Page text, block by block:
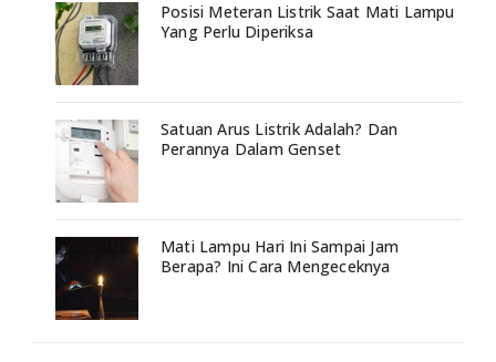
Posisi Meteran Listrik Saat Mati Lampu
Yang Perlu Diperiksa
Satuan Arus Listrik Adalah? Dan
Perannya Dalam Genset
Mati Lampu Hari Ini Sampai Jam
Berapa? Ini Cara Mengeceknya